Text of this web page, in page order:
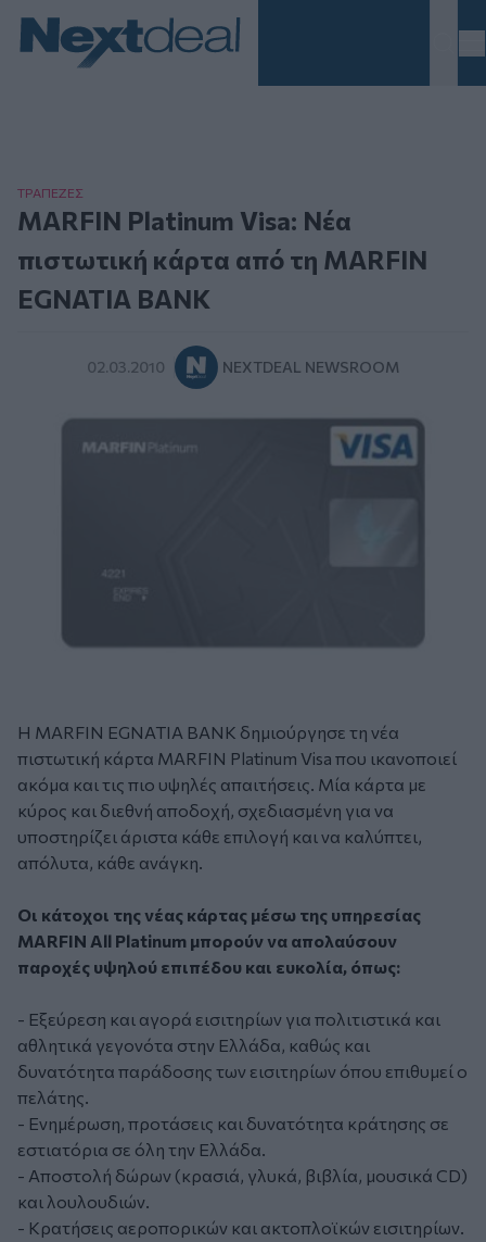
ΤΡAΠΕΖΕΣ
MARFIN Platinum Visa: Νέα
πιστωτική κάρτα από τη MARFIN
EGNATIA BANK
02.03.2010 NEXTDEAL NEWSROOM
Η MARFIN EGNATIA BANK δημιούργησε τη νέα
πιστωτική κάρτα MARFIN Platinum Visa που ικανοποιεί
ακόμα και τις πιο υψηλές απαιτήσεις. Μία κάρτα με
κύρος και διεθνή αποδοχή, σχεδιασμένη για να
υποστηρίζει άριστα κάθε επιλογή και να καλύπτει,
απόλυτα, κάθε ανάγκη.
Οι κάτοχοι της νέας κάρτας μέσω της υπηρεσίας
MARFIN Αll Platinum μπορούν να απολαύσουν
παροχές υψηλού επιπέδου και ευκολία, όπως:
- Εξεύρεση και αγορά εισιτηρίων για πολιτιστικά και
αθλητικά γεγονότα στην Ελλάδα, καθώς και
δυνατότητα παράδοσης των εισιτηρίων όπου επιθυμεί ο
πελάτης.
- Ενημέρωση, προτάσεις και δυνατότητα κράτησης σε
εστιατόρια σε όλη την Ελλάδα.
- Αποστολή δώρων (κρασιά, γλυκά, βιβλία, μουσικά CD)
και λουλουδιών.
- Κρατήσεις αεροπορικών και ακτοπλοϊκών εισιτηρίων.